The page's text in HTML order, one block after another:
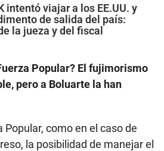
intentó viajar a los EE.UU. y
de salida del país:
la jueza y del fiscal
Popular? El fujimorismo
pero a Boluarte la han
Popular, como en el caso de
la posibilidad de manejar el